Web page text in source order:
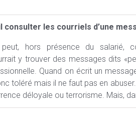
consulter les courriels d’une
hors présence du salarié,
y trouver des messages dits
Quand on écrit un
toléré mais il ne faut pas en
déloyale ou terrorisme. Mais,